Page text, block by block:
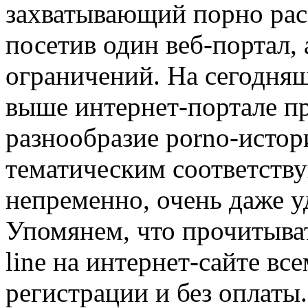
захватывающий порно
посетив один веб-
ограничений. На
выше интернет-портале
разнообразие porno-
тематическим
непременно, очень даже
Упомянем, что
line на интернет-сайте
регистрации и без оплаты.